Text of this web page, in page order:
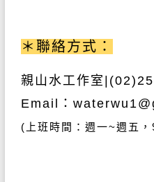
＊聯絡方式：
親山水工作室
Email
：
( 上班時間：週一~週五，